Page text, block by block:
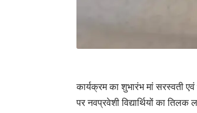
कार्यक्रम का शुभारंभ मां सरस्वती
पर नवप्रवेशी विद्यार्थियों का